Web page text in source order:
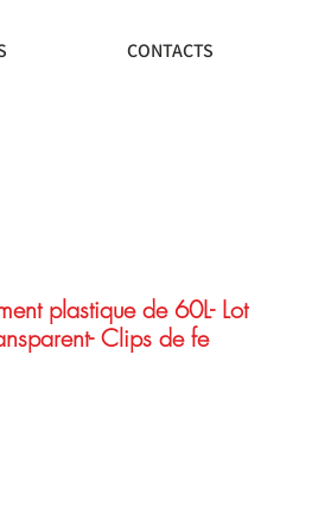
CONTACTS
plastique de 60L- Lot
Clips de fe